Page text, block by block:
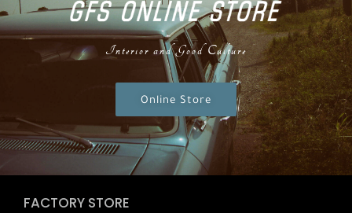
Interior and Good Culture
Online Store
FACTORY STORE